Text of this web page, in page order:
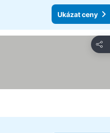
Ukázat ceny
Sdílet